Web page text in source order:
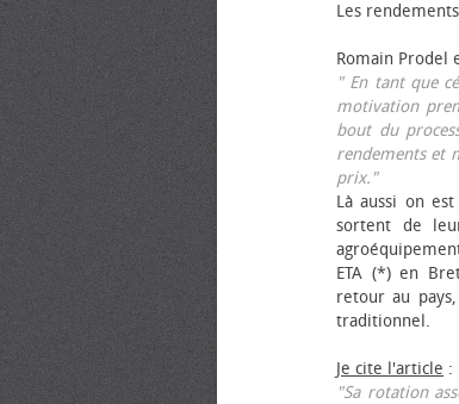
Les
Romain Prodel
" En tant que
motivation
bout du
rendements et
prix."
Là aussi on
sortent de
ETA (*) en
retour au
traditionnel.
Je cite l'article :
"Sa rotation